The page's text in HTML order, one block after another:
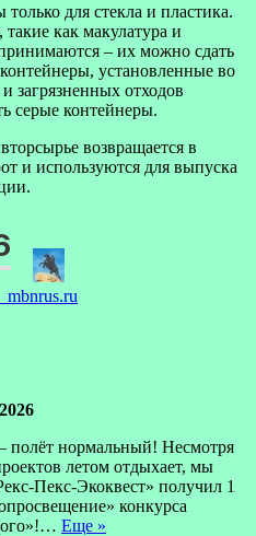
для стекла и пластика.
как макулатура и
– их можно сдать
установленные во
загрязненных отходов
серые контейнеры.
возвращается в
и используются для выпуска
нормальный! Несмотря
летом отдыхает, мы
Пекс-Экоквест» получил 1
конкурса
Еще »